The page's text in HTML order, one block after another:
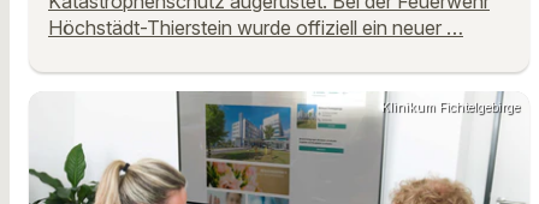
Höchstädt-Thierstein wurde offiziell ein neuer …
Klinikum Fichtelgebirge